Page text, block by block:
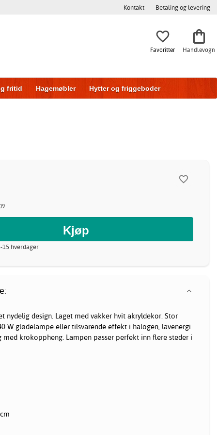
Kontakt Betaling og levering
Favoritter Handlevogn
fritid Hagemøbler Hytter og friggeboder
15 hverdager
nydelig design. Laget med vakker hvit akryldekor. Stor
W glødelampe eller tilsvarende effekt i halogen, lavenergi
med krokoppheng. Lampen passer perfekt inn flere steder i